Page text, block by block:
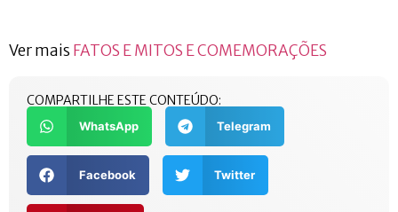
Ver mais FATOS E MITOS E COMEMORAÇÕES
COMPARTILHE ESTE CONTEÚDO:
WhatsApp Telegram
Facebook Twitter